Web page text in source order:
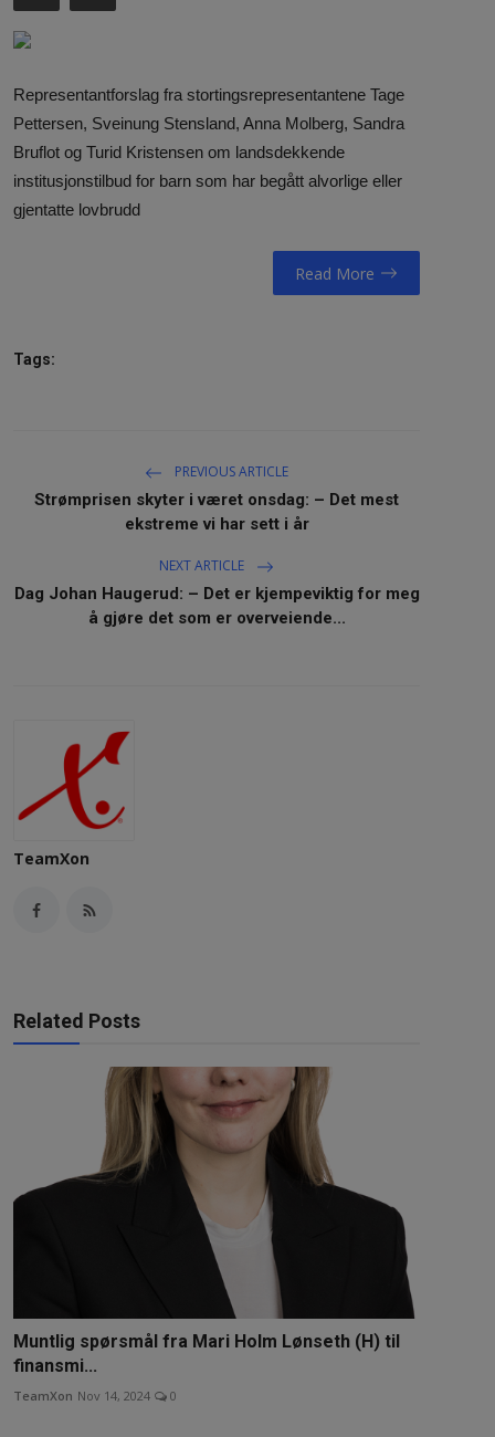
NAV / RETT
RADIO / TV
VIDEO / TV / DAB
IT/MEDIA
Representantforslag fra stortingsrepresentantene Tage
Pettersen, Sveinung Stensland, Anna Molberg, Sandra
Bruflot og Turid Kristensen om landsdekkende
institusjonstilbud for barn som har begått alvorlige eller
gjentatte lovbrudd
Read More
Tags:
PREVIOUS ARTICLE
Strømprisen skyter i været onsdag: – Det mest
ekstreme vi har sett i år
NEXT ARTICLE
Dag Johan Haugerud: – Det er kjempeviktig for meg
å gjøre det som er overveiende...
TeamXon
Related Posts
Muntlig spørsmål fra Mari Holm Lønseth (H) til
finansmi...
TeamXon Nov 14, 2024 0